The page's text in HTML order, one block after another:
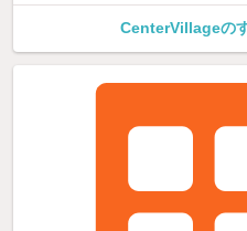
CenterVillageの